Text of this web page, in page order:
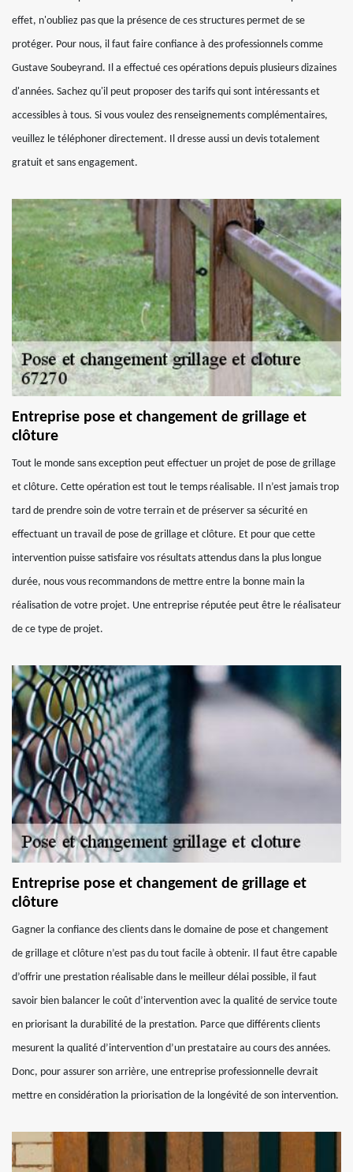
effet, n'oubliez pas que la présence de ces structures permet de se
protéger. Pour nous, il faut faire confiance à des professionnels comme
Gustave Soubeyrand. Il a effectué ces opérations depuis plusieurs dizaines
d'années. Sachez qu'il peut proposer des tarifs qui sont intéressants et
accessibles à tous. Si vous voulez des renseignements complémentaires,
veuillez le téléphoner directement. Il dresse aussi un devis totalement
gratuit et sans engagement.
Entreprise pose et changement de grillage et
clôture
Tout le monde sans exception peut effectuer un projet de pose de grillage
et clôture. Cette opération est tout le temps réalisable. Il n’est jamais trop
tard de prendre soin de votre terrain et de préserver sa sécurité en
effectuant un travail de pose de grillage et clôture. Et pour que cette
intervention puisse satisfaire vos résultats attendus dans la plus longue
durée, nous vous recommandons de mettre entre la bonne main la
réalisation de votre projet. Une entreprise réputée peut être le réalisateur
de ce type de projet.
Entreprise pose et changement de grillage et
clôture
Gagner la confiance des clients dans le domaine de pose et changement
de grillage et clôture n’est pas du tout facile à obtenir. Il faut être capable
d’offrir une prestation réalisable dans le meilleur délai possible, il faut
savoir bien balancer le coût d’intervention avec la qualité de service toute
en priorisant la durabilité de la prestation. Parce que différents clients
mesurent la qualité d’intervention d’un prestataire au cours des années.
Donc, pour assurer son arrière, une entreprise professionnelle devrait
mettre en considération la priorisation de la longévité de son intervention.